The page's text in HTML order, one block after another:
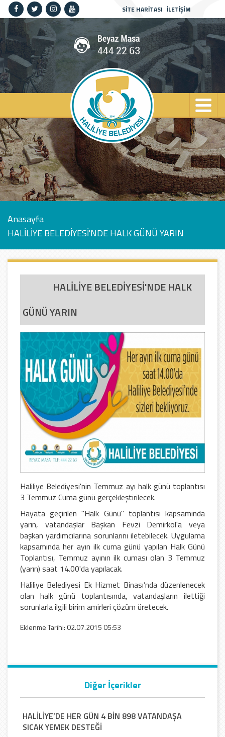
SİTE HARİTASI İLETİŞİM
Anasayfa
HALİLİYE BELEDİYESİ'NDE HALK GÜNÜ YARIN
HALİLİYE BELEDİYESİ'NDE HALK
GÜNÜ YARIN
Haliliye Belediyesi'nin Temmuz ayı halk günü toplantısı
3 Temmuz Cuma günü gerçekleştirilecek.
Hayata geçirilen "Halk Günü" toplantısı kapsamında
yarın, vatandaşlar Başkan Fevzi Demirkol'a veya
başkan yardımcılarına sorunlarını iletebilecek. Uygulama
kapsamında her ayın ilk cuma günü yapılan Halk Günü
Toplantısı, Temmuz ayının ilk cuması olan 3 Temmuz
(yarın) saat 14.00'da yapılacak.
Haliliye Belediyesi Ek Hizmet Binası’nda düzenlenecek
olan halk günü toplantısında, vatandaşların ilettiği
sorunlarla ilgili birim amirleri çözüm üretecek.
Eklenme Tarihi: 02.07.2015 05:53
Diğer İçerikler
HALİLİYE’DE HER GÜN 4 BİN 898 VATANDAŞA
SICAK YEMEK DESTEĞİ
Anasayfa
Kurumsal
Haliliye
Spor
Kültür
Sanat
Güncel
İletişim